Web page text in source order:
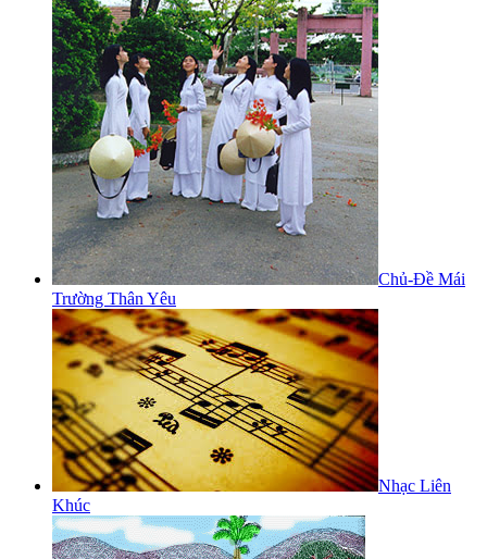
Chủ-Đề Mái
Trường Thân Yêu
Nhạc Liên
Khúc